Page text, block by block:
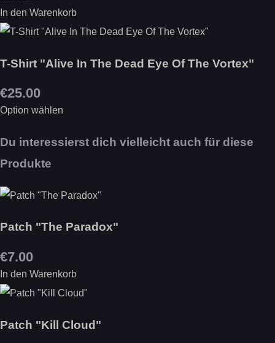
In den Warenkorb
T-Shirt "Alive In The Dead Eye Of The Vortex"
€25.00
Option wählen
Du interessierst dich vielleicht auch für diese
Produkte
Patch "The Paradox"
€7.00
In den Warenkorb
Patch "Kill Cloud"